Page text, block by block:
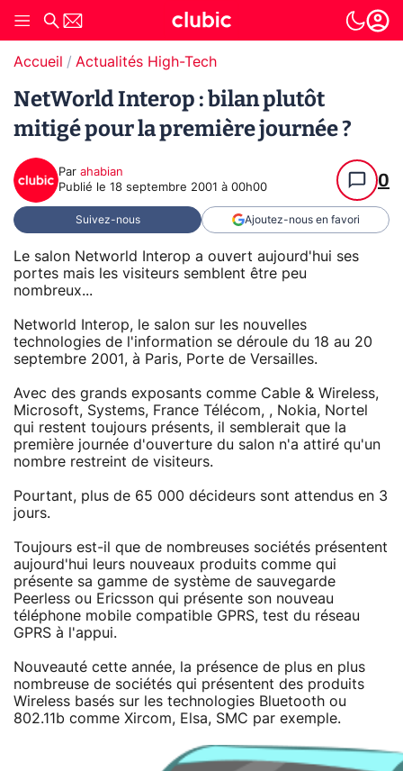
Accueil Actualités High-Tech
NetWorld Interop : bilan plutôt
mitigé pour la première journée ?
Par ahabian
Publié le 18 septembre 2001 à 00h00 0
Suivez-nous Ajoutez-nous en favori
Le salon Networld Interop a ouvert aujourd'hui ses
portes mais les visiteurs semblent être peu
nombreux...
Networld Interop, le salon sur les nouvelles
technologies de l'information se déroule du 18 au 20
septembre 2001, à Paris, Porte de Versailles.
Avec des grands exposants comme Cable & Wireless,
Microsoft, Systems, France Télécom, , Nokia, Nortel
qui restent toujours présents, il semblerait que la
première journée d'ouverture du salon n'a attiré qu'un
nombre restreint de visiteurs.
Pourtant, plus de 65 000 décideurs sont attendus en 3
jours.
Toujours est-il que de nombreuses sociétés présentent
aujourd'hui leurs nouveaux produits comme qui
présente sa gamme de système de sauvegarde
Peerless ou Ericsson qui présente son nouveau
téléphone mobile compatible GPRS, test du réseau
GPRS à l'appui.
Nouveauté cette année, la présence de plus en plus
nombreuse de sociétés qui présentent des produits
Wireless basés sur les technologies Bluetooth ou
802.11b comme Xircom, Elsa, SMC par exemple.